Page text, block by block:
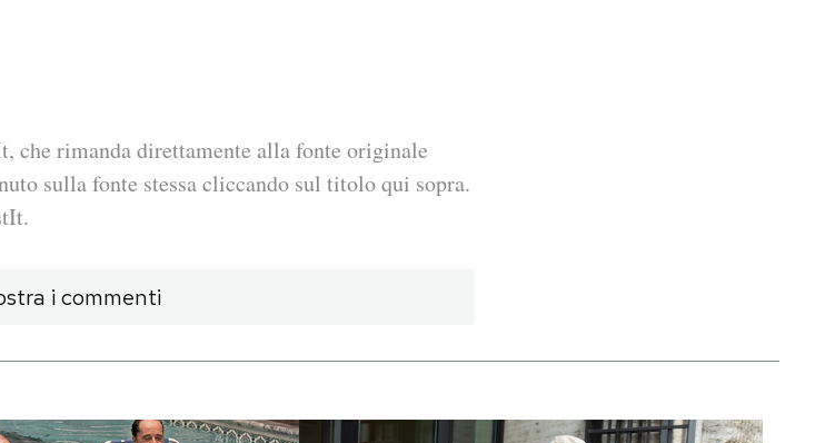
che rimanda direttamente alla fonte originale
sulla fonte stessa cliccando sul titolo qui sopra.
i commenti